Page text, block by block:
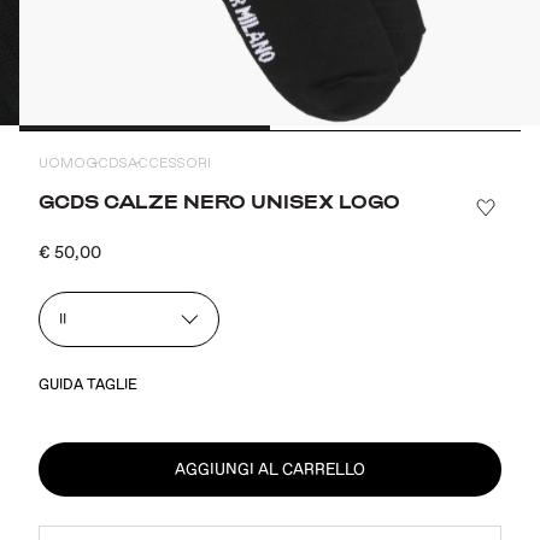
UOMOGCDSACCESSORI
GCDS CALZE NERO UNISEX LOGO
€ 50,00
II
GUIDA TAGLIE
AGGIUNGI AL CARRELLO